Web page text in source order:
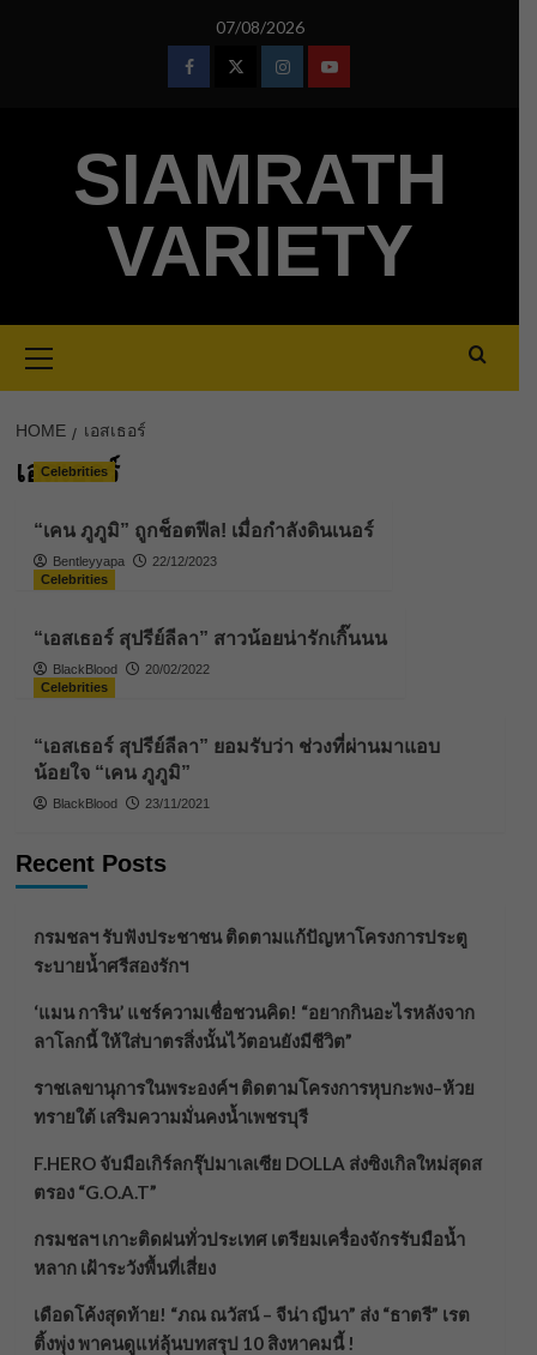
07/08/2026
FacebookTwitterInstagramYoutube
SIAMRATH
VARIETY
Menu
HOME เอสเธอร์
เอสเธอร์
Celebrities
“เคน ภูภูมิ” ถูกช็อตฟีล! เมื่อกำลังดินเนอร์
Bentleyyapa
22/12/2023
Celebrities
“เอสเธอร์ สุปรีย์ลีลา” สาวน้อยน่ารักเกิ๊นนน
BlackBlood
20/02/2022
Celebrities
“เอสเธอร์ สุปรีย์ลีลา” ยอมรับว่า ช่วงที่ผ่านมาแอบ
น้อยใจ “เคน ภูภูมิ”
BlackBlood 23/11/2021
Recent Posts
กรมชลฯ รับฟังประชาชน ติดตามแก้ปัญหาโครงการประตู
ระบายน้ำศรีสองรักฯ
‘แมน การิน’ แชร์ความเชื่อชวนคิด! “อยากกินอะไรหลังจาก
ลาโลกนี้ ให้ใส่บาตรสิ่งนั้นไว้ตอนยังมีชีวิต”
ราชเลขานุการในพระองค์ฯ ติดตามโครงการหุบกะพง–ห้วย
ทรายใต้ เสริมความมั่นคงน้ำเพชรบุรี
F.HERO จับมือเกิร์ลกรุ๊ปมาเลเซีย DOLLA ส่งซิงเกิลใหม่สุดส
ตรอง “G.O.A.T”
กรมชลฯ เกาะติดฝนทั่วประเทศ เตรียมเครื่องจักรรับมือน้ำ
หลาก เฝ้าระวังพื้นที่เสี่ยง
เดือดโค้งสุดท้าย! “ภณ ณวัสน์ – จีน่า ญีนา” ส่ง “ธาตรี” เรต
ติ้งพุ่ง พาคนดูแห่ลุ้นบทสรุป 10 สิงหาคมนี้ !